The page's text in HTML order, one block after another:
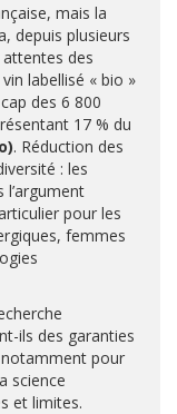
mais la
depuis plusieurs
des
labellisé « bio »
des 6 800
17 % du
. Réduction des
: les
pour les
femmes
ils des garanties
pour
science
et limites.